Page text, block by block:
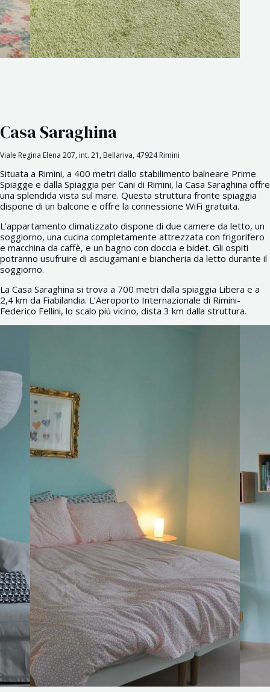
Casa Saraghina
Viale Regina Elena 207, int. 21, Bellariva, 47924 Rimini
Situata a Rimini, a 400 metri dallo stabilimento balneare Prime
Spiagge e dalla Spiaggia per Cani di Rimini, la Casa Saraghina offre
una splendida vista sul mare. Questa struttura fronte spiaggia
dispone di un balcone e offre la connessione WiFi gratuita.
L’appartamento climatizzato dispone di due camere da letto, un
soggiorno, una cucina completamente attrezzata con frigorifero
e macchina da caffè, e un bagno con doccia e bidet. Gli ospiti
potranno usufruire di asciugamani e biancheria da letto durante il
soggiorno.
La Casa Saraghina si trova a 700 metri dalla spiaggia Libera e a
2,4 km da Fiabilandia. L’Aeroporto Internazionale di Rimini-
Federico Fellini, lo scalo più vicino, dista 3 km dalla struttura.